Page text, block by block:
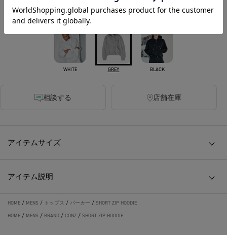
カラー
WHITE GREY BLACK
相談する 店舗在庫
アイテムサイズ
アイテム説明
HOME / MENS / トップス / パーカー / SHORT ZIP HOODIE
HOME / MENS / BRAND / CONZ / SHORT ZIP HOODIE